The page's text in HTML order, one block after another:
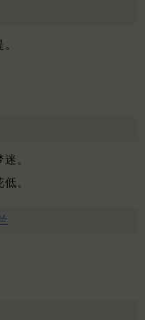
。
。